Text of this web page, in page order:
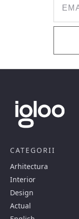
CATEGORII
Arhitectura
Interior
Design
Actual